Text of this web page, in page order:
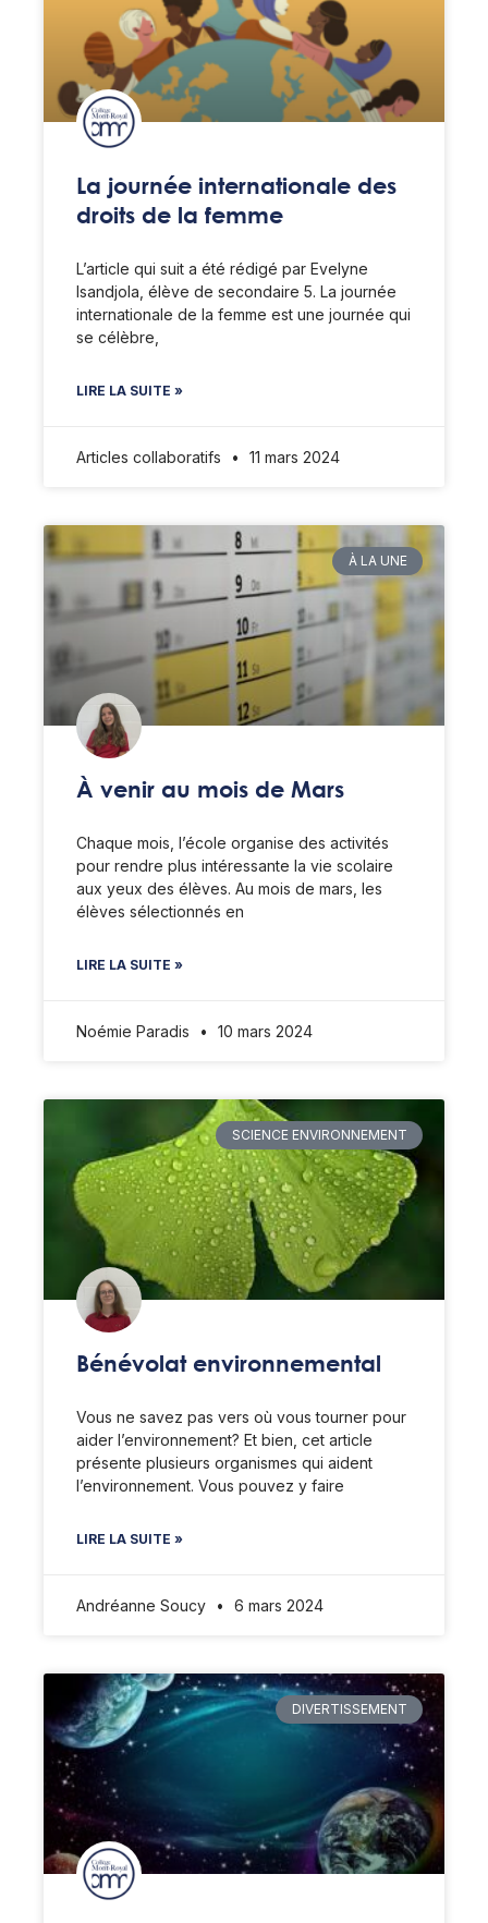
La journée internationale des
droits de la femme
L’article qui suit a été rédigé par Evelyne
Isandjola, élève de secondaire 5. La journée
internationale de la femme est une journée qui
se célèbre,
LIRE LA SUITE »
Articles collaboratifs 11 mars 2024
À LA UNE
À venir au mois de Mars
Chaque mois, l’école organise des activités
pour rendre plus intéressante la vie scolaire
aux yeux des élèves. Au mois de mars, les
élèves sélectionnés en
LIRE LA SUITE »
Noémie Paradis 10 mars 2024
SCIENCE ENVIRONNEMENT
Bénévolat environnemental
Vous ne savez pas vers où vous tourner pour
aider l’environnement? Et bien, cet article
présente plusieurs organismes qui aident
l’environnement. Vous pouvez y faire
LIRE LA SUITE »
Andréanne Soucy 6 mars 2024
DIVERTISSEMENT